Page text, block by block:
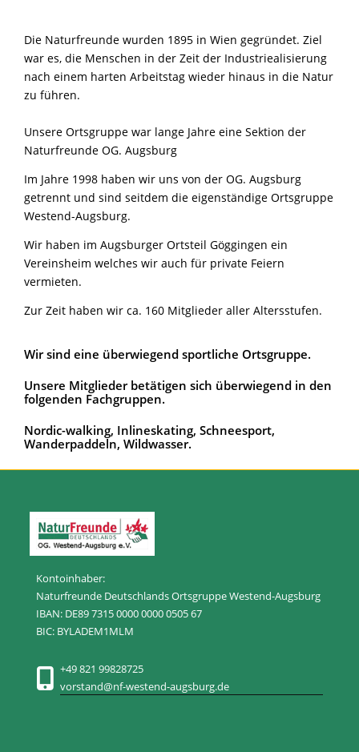
Die Naturfreunde wurden 1895 in Wien gegründet. Ziel
war es, die Menschen in der Zeit der Industriealisierung
nach einem harten Arbeitstag wieder hinaus in die Natur
zu führen.
Unsere Ortsgruppe war lange Jahre eine Sektion der
Naturfreunde OG. Augsburg
Im Jahre 1998 haben wir uns von der OG. Augsburg
getrennt und sind seitdem die eigenständige Ortsgruppe
Westend-Augsburg.
Wir haben im Augsburger Ortsteil Göggingen ein
Vereinsheim welches wir auch für private Feiern
vermieten.
Zur Zeit haben wir ca. 160 Mitglieder aller Altersstufen.
Wir sind eine überwiegend sportliche Ortsgruppe.
Unsere Mitglieder betätigen sich überwiegend in den
folgenden Fachgruppen.
Nordic-walking, Inlineskating, Schneesport,
Wanderpaddeln, Wildwasser.
Kontoinhaber:
Naturfreunde Deutschlands Ortsgruppe Westend-Augsburg
IBAN: DE89 7315 0000 0000 0505 67
BIC: BYLADEM1MLM
+49 821 99828725
vorstand@nf-westend-augsburg.de